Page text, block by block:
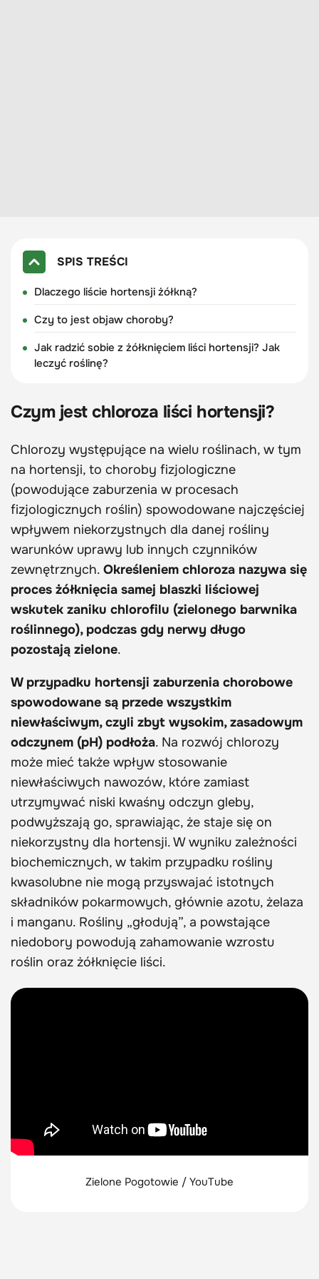
SPIS TREŚCI
Dlaczego liście hortensji żółkną?
Czy to jest objaw choroby?
Jak radzić sobie z żółknięciem liści hortensji? Jak
leczyć roślinę?
Czym jest chloroza liści hortensji?
Chlorozy występujące na wielu roślinach, w tym
na hortensji, to choroby fizjologiczne
(powodujące zaburzenia w procesach
fizjologicznych roślin) spowodowane najczęściej
wpływem niekorzystnych dla danej rośliny
warunków uprawy lub innych czynników
zewnętrznych. Określeniem chloroza nazywa się
proces żółknięcia samej blaszki liściowej
wskutek zaniku chlorofilu (zielonego barwnika
roślinnego), podczas gdy nerwy długo
pozostają zielone.
W przypadku hortensji zaburzenia chorobowe
spowodowane są przede wszystkim
niewłaściwym, czyli zbyt wysokim, zasadowym
odczynem (pH) podłoża. Na rozwój chlorozy
może mieć także wpływ stosowanie
niewłaściwych nawozów, które zamiast
utrzymywać niski kwaśny odczyn gleby,
podwyższają go, sprawiając, że staje się on
niekorzystny dla hortensji. W wyniku zależności
biochemicznych, w takim przypadku rośliny
kwasolubne nie mogą przyswajać istotnych
składników pokarmowych, głównie azotu, żelaza
i manganu. Rośliny „głodują”, a powstające
niedobory powodują zahamowanie wzrostu
roślin oraz żółknięcie liści.
Zielone Pogotowie / YouTube